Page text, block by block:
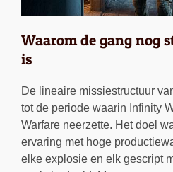
Waarom de gang nog
is
De lineaire missiestructuur
tot de periode waarin Infinity
Warfare neerzette. Het doel
ervaring met hoge
elke explosie en elk gescript